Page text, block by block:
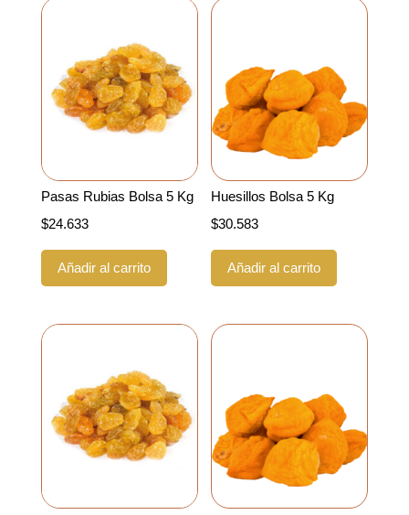
Pasas Rubias Bolsa 5 Kg
$24.633
Añadir al carrito
Huesillos Bolsa 5 Kg
$30.583
Añadir al carrito